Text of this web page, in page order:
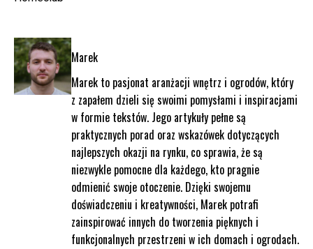
Marek
Marek to pasjonat aranżacji wnętrz i ogrodów, który
z zapałem dzieli się swoimi pomysłami i inspiracjami
w formie tekstów. Jego artykuły pełne są
praktycznych porad oraz wskazówek dotyczących
najlepszych okazji na rynku, co sprawia, że są
niezwykle pomocne dla każdego, kto pragnie
odmienić swoje otoczenie. Dzięki swojemu
doświadczeniu i kreatywności, Marek potrafi
zainspirować innych do tworzenia pięknych i
funkcjonalnych przestrzeni w ich domach i ogrodach.